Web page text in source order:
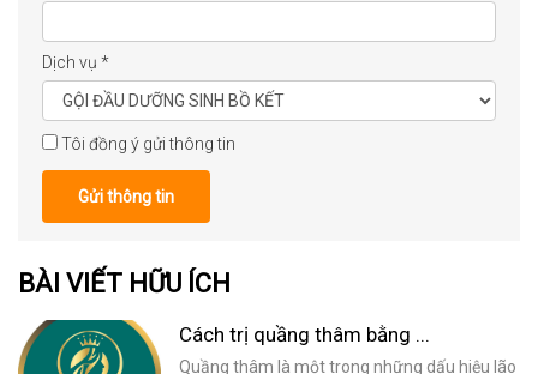
Dịch vụ *
Tôi đồng ý gửi thông tin
Gửi thông tin
BÀI VIẾT HỮU ÍCH
Cách trị quầng thâm bằng ...
Quầng thâm là một trong những dấu hiệu lão